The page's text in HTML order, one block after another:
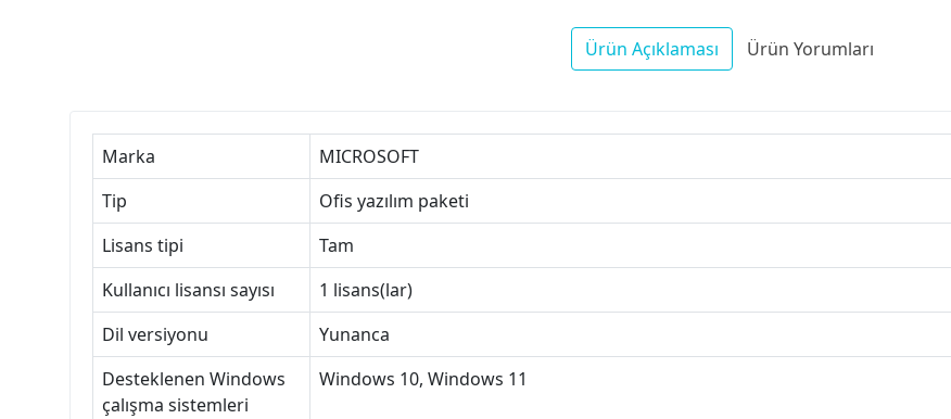
Ürün Açıklaması Ürün Yorumları
Marka
MICROSOFT
Tip
Ofis yazılım paketi
Lisans tipi
Tam
Kullanıcı lisansı sayısı
1 lisans(lar)
Dil versiyonu
Yunanca
Desteklenen Windows
çalışma sistemleri
Windows 10, Windows 11